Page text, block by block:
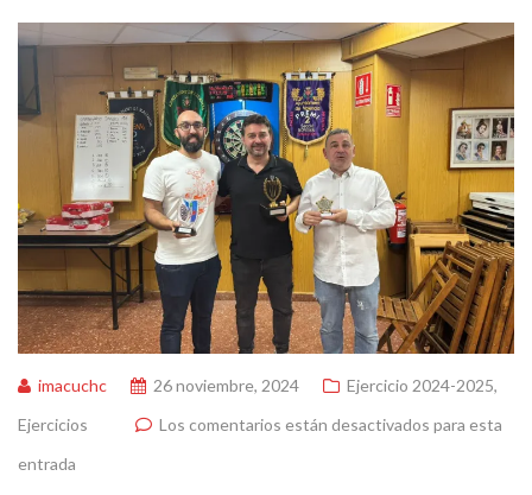
imacuchc 26 noviembre, 2024 Ejercicio 2024-2025,
Ejercicios
Los comentarios están desactivados para esta
entrada